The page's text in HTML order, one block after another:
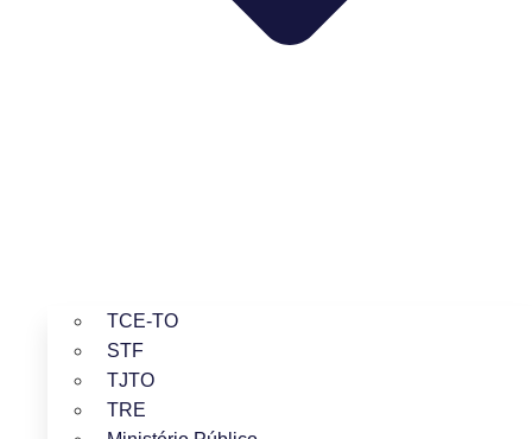
TCE-TO
STF
TJTO
TRE